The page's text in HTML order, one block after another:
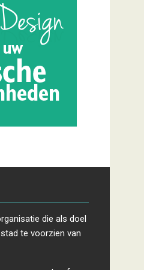
die als doel
te voorzien van